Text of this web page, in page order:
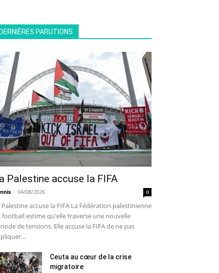
DERNIÈRES PARUTIONS
Palestine accuse la FIFA
- 04/08/2026 0
Palestine accuse la FIFA La Fédération palestinienne
football estime qu'elle traverse une nouvelle
de tensions. Elle accuse la FIFA de ne pas
Ceuta au cœur de la crise
migratoire